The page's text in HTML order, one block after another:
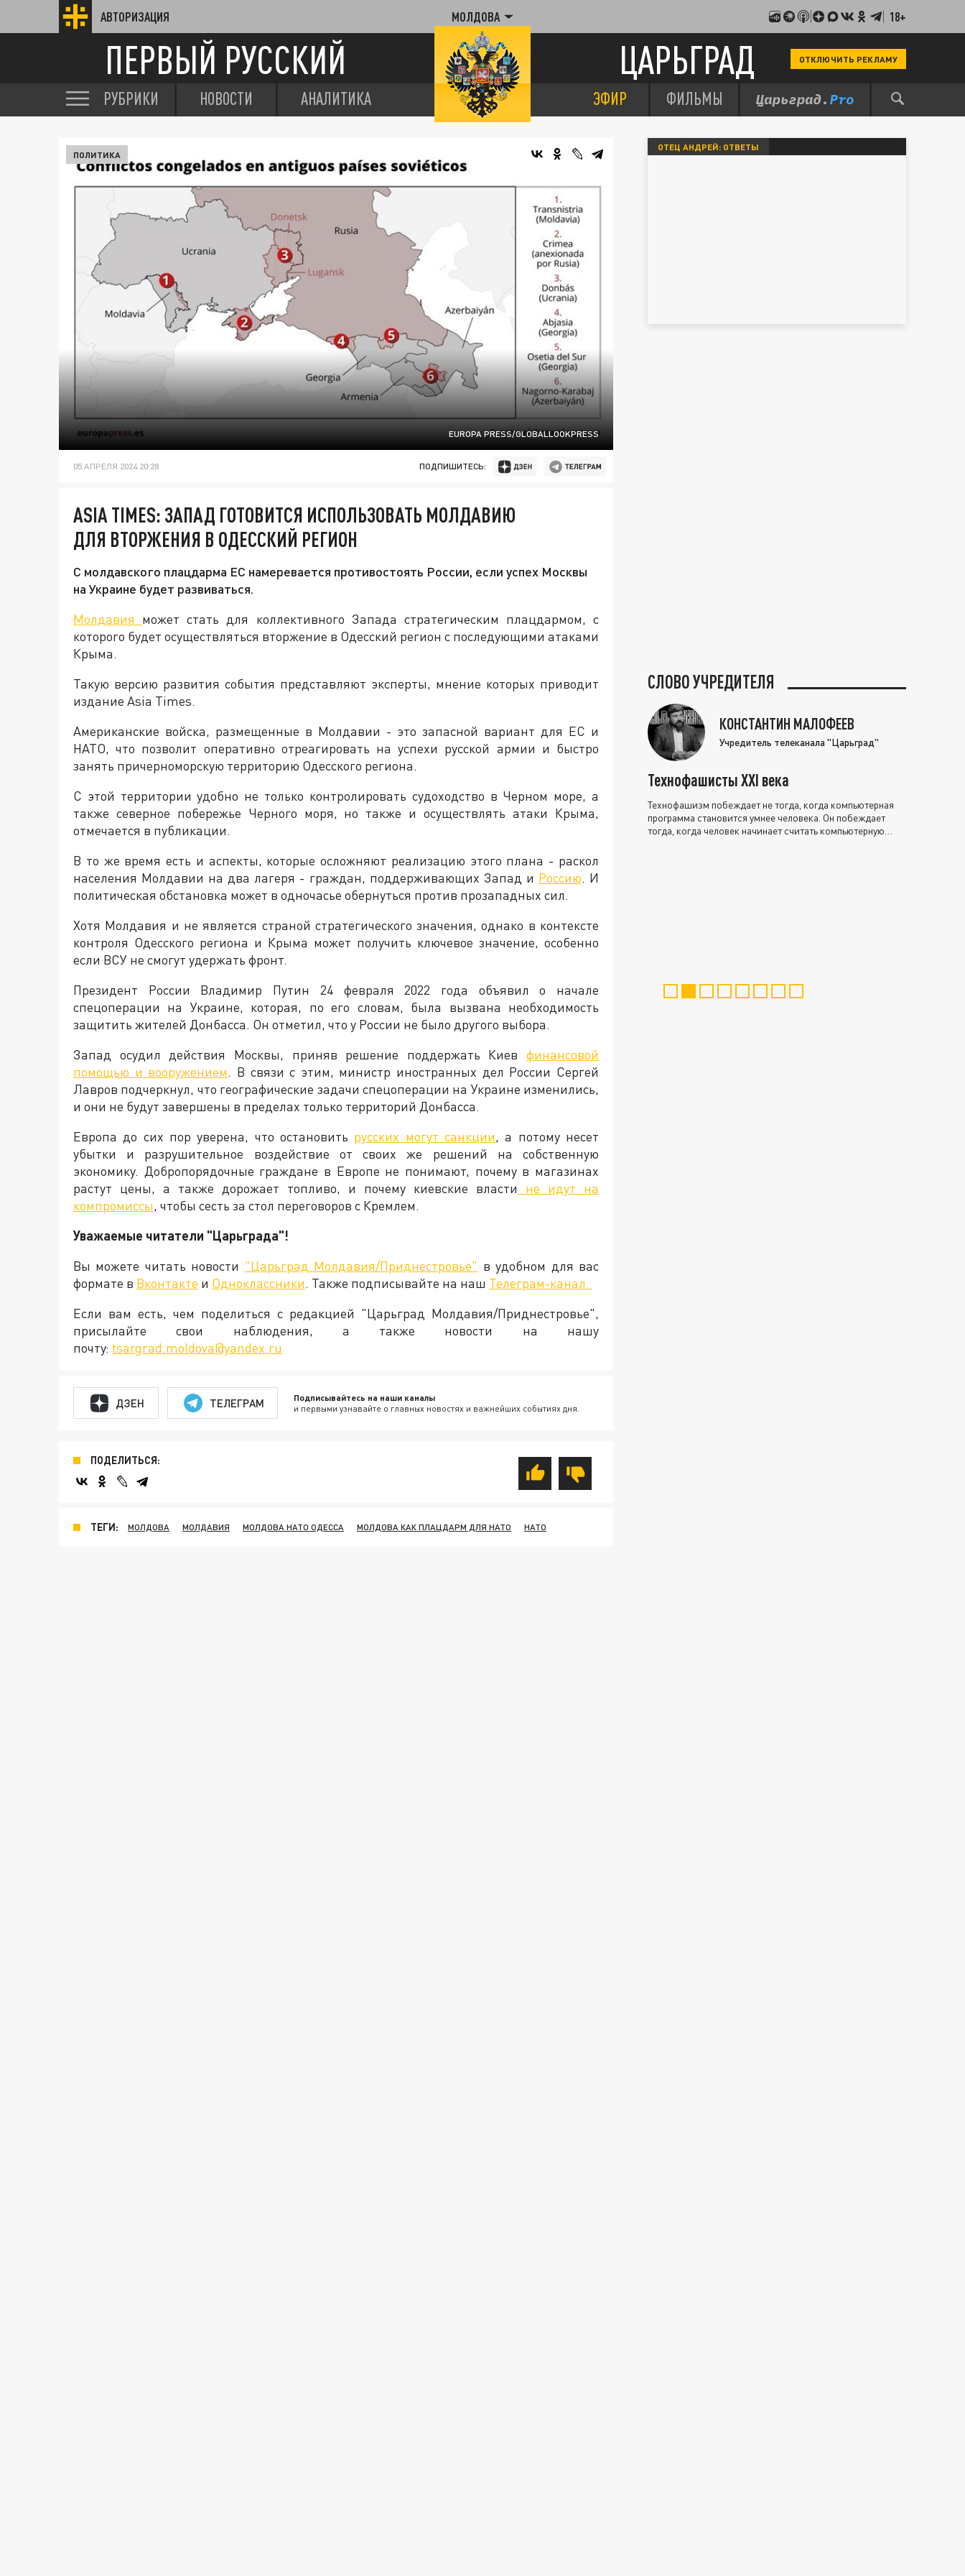
АВТОРИЗАЦИЯ МОЛДОВА 18+
ПЕРВЫЙ РУССКИЙ ЦАРЬГРАД ОТКЛЮЧИТЬ РЕКЛАМУ
РУБРИКИ НОВОСТИ АНАЛИТИКА ЭФИР ФИЛЬМЫ
EUROPA PRESS/GLOBALLOOKPRESS
ПОЛИТИКА
05 АПРЕЛЯ 2024 20:28 ПОДПИШИТЕСЬ:
ASIA TIMES: ЗАПАД ГОТОВИТСЯ ИСПОЛЬЗОВАТЬ МОЛДАВИЮ
ДЛЯ ВТОРЖЕНИЯ В ОДЕССКИЙ РЕГИОН
С молдавского плацдарма ЕС намеревается противостоять России, если успех Москвы
на Украине будет развиваться.
Молдавия может стать для коллективного Запада стратегическим плацдармом, с
которого будет осуществляться вторжение в Одесский регион с последующими атаками
Крыма.
Такую версию развития события представляют эксперты, мнение которых приводит
издание Asia Times.
Американские войска, размещенные в Молдавии - это запасной вариант для ЕС и
НАТО, что позволит оперативно отреагировать на успехи русской армии и быстро
занять причерноморскую территорию Одесского региона.
С этой территории удобно не только контролировать судоходство в Черном море, а
также северное побережье Черного моря, но также и осуществлять атаки Крыма,
отмечается в публикации.
В то же время есть и аспекты, которые осложняют реализацию этого плана - раскол
населения Молдавии на два лагеря - граждан, поддерживающих Запад и Россию. И
политическая обстановка может в одночасье обернуться против прозападных сил.
Хотя Молдавия и не является страной стратегического значения, однако в контексте
контроля Одесского региона и Крыма может получить ключевое значение, особенно
если ВСУ не смогут удержать фронт.
Президент России Владимир Путин 24 февраля 2022 года объявил о начале
спецоперации на Украине, которая, по его словам, была вызвана необходимость
защитить жителей Донбасса. Он отметил, что у России не было другого выбора.
Запад осудил действия Москвы, приняв решение поддержать Киев финансовой
помощью и вооружением. В связи с этим, министр иностранных дел России Сергей
Лавров подчеркнул, что географические задачи спецоперации на Украине изменились,
и они не будут завершены в пределах только территорий Донбасса.
Европа до сих пор уверена, что остановить русских могут санкции, а потому несет
убытки и разрушительное воздействие от своих же решений на собственную
экономику. Добропорядочные граждане в Европе не понимают, почему в магазинах
растут цены, а также дорожает топливо, и почему киевские власти не идут на
компромиссы, чтобы сесть за стол переговоров с Кремлем.
Уважаемые читатели "Царьграда"!
Вы можете читать новости "Царьград Молдавия/Приднестровье" в удобном для вас
формате в Вконтакте и Одноклассники. Также подписывайте на наш Телеграм-канал.
Если вам есть, чем поделиться с редакцией "Царьград Молдавия/Приднестровье",
присылайте свои наблюдения, а также новости на нашу
почту: tsargrad.moldova@yandex.ru
ДЗЕН ТЕЛЕГРАМ Подписывайтесь на наши каналы
и первыми узнавайте о главных новостях и важнейших событиях дня.
ПОДЕЛИТЬСЯ:
ТЕГИ: МОЛДОВА МОЛДАВИЯ МОЛДОВА НАТО ОДЕССА МОЛДОВА КАК ПЛАЦДАРМ ДЛЯ НАТО НАТО
ОТЕЦ АНДРЕЙ: ОТВЕТЫ
СЛОВО УЧРЕДИТЕЛЯ
КОНСТАНТИН МАЛОФЕЕВ
Учредитель телеканала "Царьград"
Технофашисты XXI века
Технофашизм побеждает не тогда, когда компьютерная
программа становится умнее человека. Он побеждает
тогда, когда человек начинает считать компьютерную